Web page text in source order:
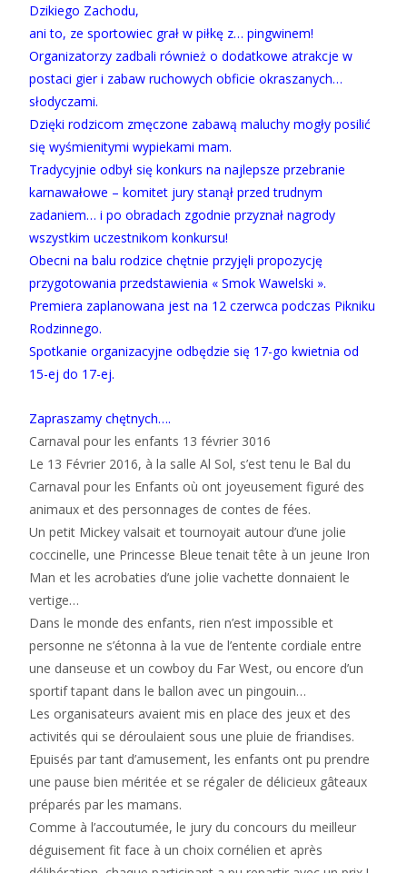
Dzikiego Zachodu,
ani to, ze sportowiec grał w piłkę z… pingwinem!
Organizatorzy zadbali również o dodatkowe atrakcje w
postaci gier i zabaw ruchowych obficie okraszanych…
słodyczami.
Dzięki rodzicom zmęczone zabawą maluchy mogły posilić
się wyśmienitymi wypiekami mam.
Tradycyjnie odbył się konkurs na najlepsze przebranie
karnawałowe – komitet jury stanął przed trudnym
zadaniem… i po obradach zgodnie przyznał nagrody
wszystkim uczestnikom konkursu!
Obecni na balu rodzice chętnie przyjęli propozycję
przygotowania przedstawienia « Smok Wawelski ».
Premiera zaplanowana jest na 12 czerwca podczas Pikniku
Rodzinnego.
Spotkanie organizacyjne odbędzie się 17-go kwietnia od
15-ej do 17-ej.
Zapraszamy chętnych….
Carnaval pour les enfants 13 février 3016
Le 13 Février 2016, à la salle Al Sol, s’est tenu le Bal du
Carnaval pour les Enfants où ont joyeusement figuré des
animaux et des personnages de contes de fées.
Un petit Mickey valsait et tournoyait autour d’une jolie
coccinelle, une Princesse Bleue tenait tête à un jeune Iron
Man et les acrobaties d’une jolie vachette donnaient le
vertige…
Dans le monde des enfants, rien n’est impossible et
personne ne s’étonna à la vue de l’entente cordiale entre
une danseuse et un cowboy du Far West, ou encore d’un
sportif tapant dans le ballon avec un pingouin…
Les organisateurs avaient mis en place des jeux et des
activités qui se déroulaient sous une pluie de friandises.
Epuisés par tant d’amusement, les enfants ont pu prendre
une pause bien méritée et se régaler de délicieux gâteaux
préparés par les mamans.
Comme à l’accoutumée, le jury du concours du meilleur
déguisement fit face à un choix cornélien et après